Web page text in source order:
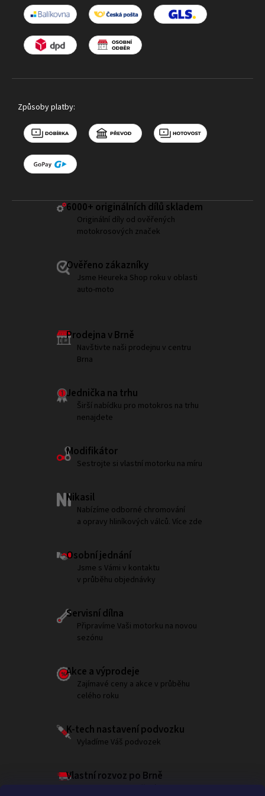
Způsoby platby:
6000+ ​originálních dílů skladem
Originální díly od ověřených
motokrosových značek
Ověřeno zákazníky
Jsme Heureka Shop roku v oblasti
auto-moto
Prodejna v Brně
Navštivte naši prodejnu v centru
Brna
Jednička na trhu
Širší nabídku pro motokros na trhu
nenajdete
Modifikátor
Sestrojte si vlastní motorku na míru
Nikasil
Nabízíme odborné chromování
a opravy hliníkových válců. Více zde
Osobní jednání
Jsme s Vámi v kontaktu
v průběhu objednávky
Servisní dílna
Připravíme Vaši motorku na novou
sezónu
Akce a výprodeje
Zajímavé ceny a akce v průběhu
celého roku
K-tech nastavení podvozku
Vyladíme Váš podvozek
Vlastní rozvoz po Brně
Garantujeme doručení do 180 minut